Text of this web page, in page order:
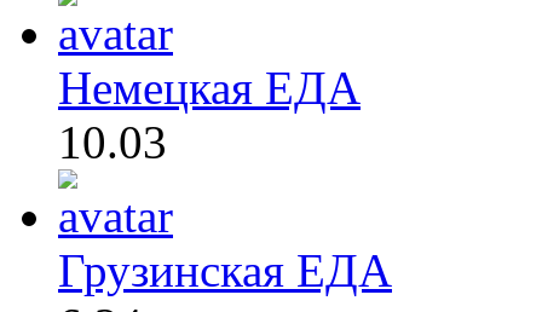
Немецкая ЕДА
10.03
Грузинская ЕДА